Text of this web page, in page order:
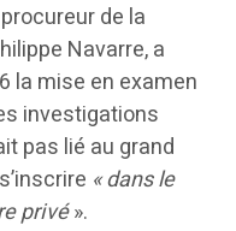
de la
Navarre, a
la mise en examen
investigations
pas lié au grand
« dans le
privé».